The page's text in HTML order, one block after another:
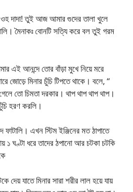
ওহ দাদা! তুই আজ আমার গুদের তালা খুলে
মৈনাকঃ বোনটি সত্যি করে বল তুই গরম
এই আনন্দে তোর বাঁড়া মুখে নিয়ে মরে
জোড়ে মিনার চুঁচি টিপতে থাকে। বলে, “
তো চিমতা দরকার। থাপ থাপ থাপ থাপ।
হরণ করলি।
এখন স্টিম ইঞ্জিনের মত ঠাপাতে
১ ঘণ্টা ধরে তাদের ঠপানো আর চটকা চটকি
দেয় যাতে মিনার সারা শরীর লাল হয়ে যায়